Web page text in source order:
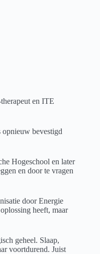
en ITE
opnieuw bevestigd
Hogeschool en later
en door te vragen
door Energie
heeft, maar
geheel. Slaap,
voortdurend. Juist